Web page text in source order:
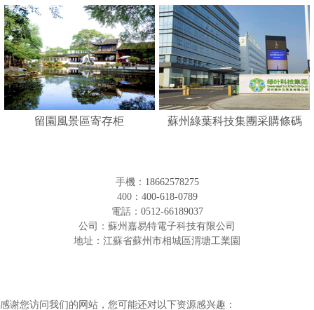
人臉識別寄存柜
留園風景區寄存柜
蘇州綠葉科技集團采購條碼
手機： 18662578275
400： 400-618-0789
電話： 0512-66189037
公司：蘇州嘉易特電子科技有限公司
地址：江蘇省蘇州市相城區渭塘工業園
感谢您访问我们的网站，您可能还对以下资源感兴趣：